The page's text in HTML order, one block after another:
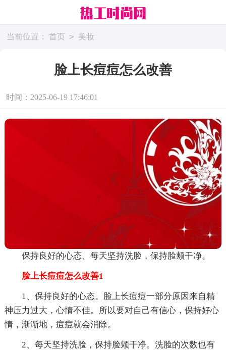
当前位置： 首页 > 美妆
脸上长痘痘怎么改善
时间：2025-06-19 17:46:01
保持良好的心态、每天坚持洗脸，保持脸颊干净。
脸上长痘痘怎么改善1
1、保持良好的心态。脸上长痘痘一部分原因来自精
神压力过大，心情不佳。所以要对自己有信心，保持好心
情，渐渐地，痘痘就会消除。
2、每天坚持洗脸，保持脸颊干净。洗脸的次数也有